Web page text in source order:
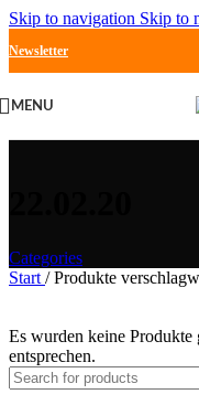
Skip to navigation Skip to
Newsletter
MENU
Categories
Start / Produkte
Es wurden keine
entsprechen.